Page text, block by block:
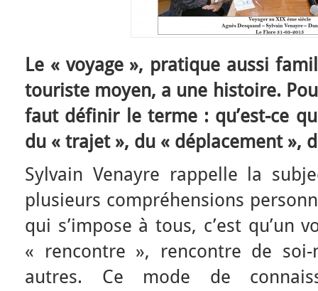
Le « voyage », pratique aussi
touriste moyen, a une histoire.
faut définir le terme : qu’est-ce
du « trajet », du « déplacement »,
Sylvain Venayre rappelle la
plusieurs compréhensions
qui s’impose à tous, c’est qu’un
« rencontre », rencontre de
autres. Ce mode de